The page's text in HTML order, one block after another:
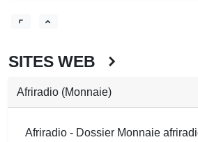
SITES WEB
Afriradio (Monnaie)
Afriradio - Dossier Monnaie